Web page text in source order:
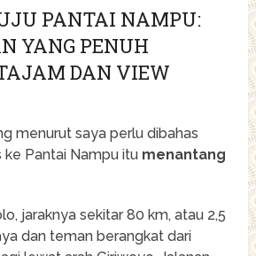
PANTAI NAMPU:
YANG PENUH
DAN VIEW
menurut saya perlu dibahas
ke Pantai Nampu itu menantang
jaraknya sekitar 80 km, atau 2,5
dan teman berangkat dari